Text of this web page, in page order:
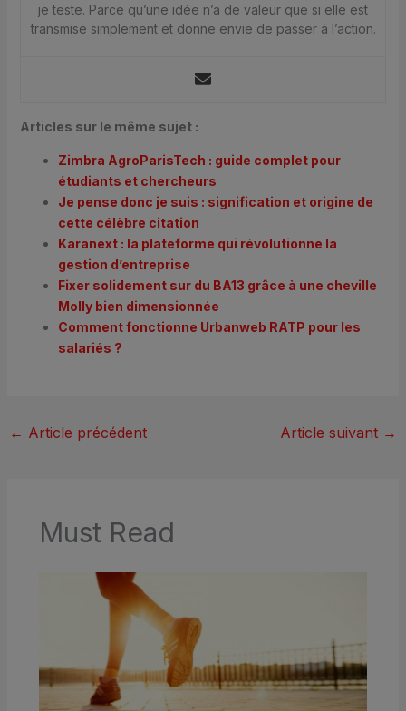
je teste. Parce qu’une idée n’a de valeur que si elle est
transmise simplement et donne envie de passer à l’action.
Articles sur le même sujet :
Zimbra AgroParisTech : guide complet pour
étudiants et chercheurs
Je pense donc je suis : signification et origine de
cette célèbre citation
Karanext : la plateforme qui révolutionne la
gestion d’entreprise
Fixer solidement sur du BA13 grâce à une cheville
Molly bien dimensionnée
Comment fonctionne Urbanweb RATP pour les
salariés ?
← Article précédent Article suivant →
Must Read